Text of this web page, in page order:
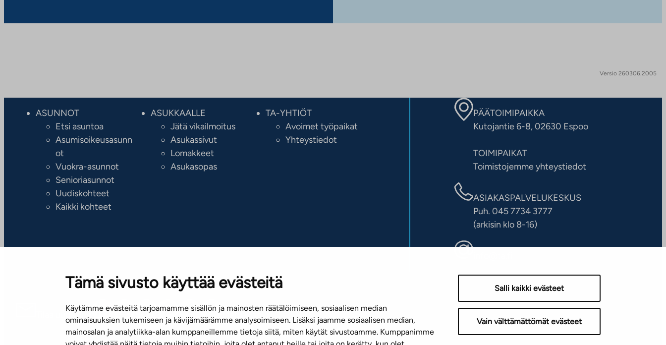
Tämä sivusto käyttää evästeitä
Käytämme evästeitä tarjoamamme sisällön ja mainosten räätälöimiseen, sosiaalisen median
ominaisuuksien tukemiseen ja kävijämäärämme analysoimiseen. Lisäksi jaamme sosiaalisen median,
mainosalan ja analytiikka-alan kumppaneillemme tietoja siitä, miten käytät sivustoamme. Kumppanimme
Salli kaikki evästeet
Vain välttämättömät evästeet
Versio 260306.2005
ASUNNOT
Etsi asuntoa
Asumisoikeusasunn
ot
Vuokra-asunnot
Senioriasunnot
Uudiskohteet
Kaikki kohteet
ASUKKAALLE
Jätä vikailmoitus
Asukassivut
Lomakkeet
Asukasopas
TA-YHTIÖT
Avoimet työpaikat
Yhteystiedot
PÄÄTOIMIPAIKKA
Kutojantie 6-8, 02630 Espoo
TOIMIPAIKAT
Toimistojemme yhteystiedot
ASIAKASPALVELUKESKUS
Puh. 045 7734 3777
(arkisin klo 8-16)
Tilaa uutiskirje Mediapankki